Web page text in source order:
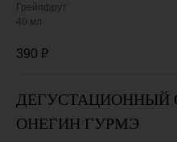
Грейпфрут
40 мл
390 ₽
ДЕГУСТАЦИОННЫЙ
ОНЕГИН ГУРМЭ